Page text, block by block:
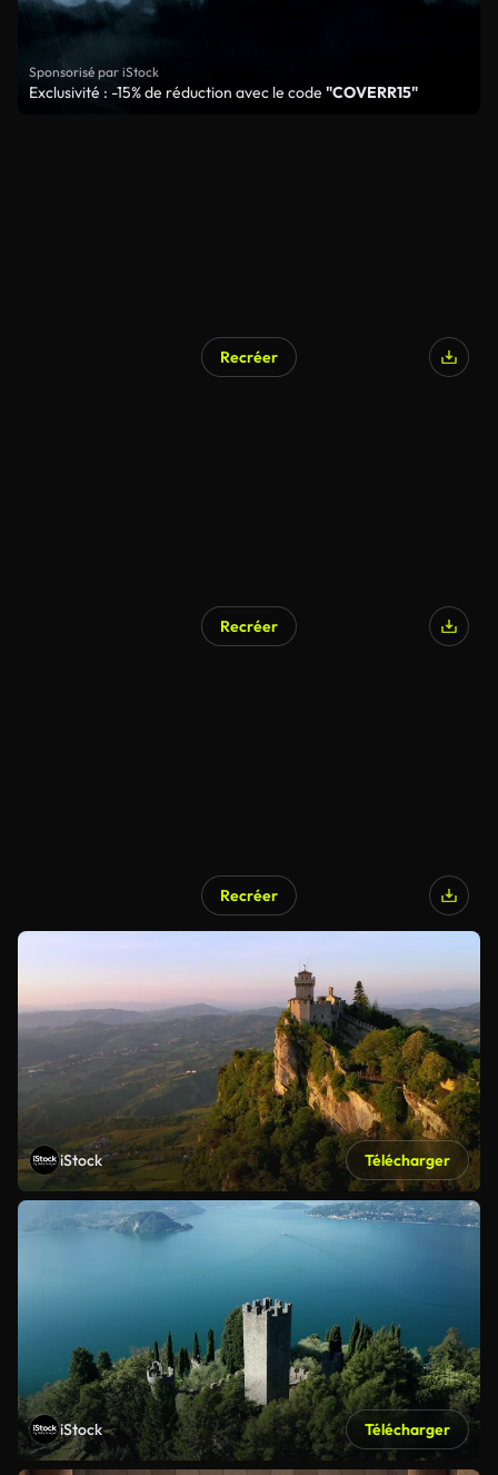
Sponsorisé par iStock
Exclusivité : -15% de réduction avec le code "COVERR15"
Recréer
Recréer
Recréer
iStock Télécharger
iStock Télécharger